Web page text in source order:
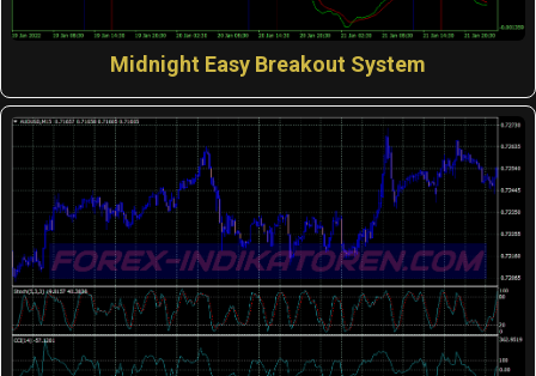
Midnight Easy Breakout System